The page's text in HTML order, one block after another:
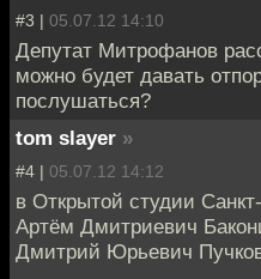
#3 | 05.07.12 14:10
Депутат Митрофанов
можно будет давать
послушаться?
tom slayer »
#4 | 05.07.12 14:12
в Открытой студии
Артём Дмитриевич
Дмитрий Юрьевич